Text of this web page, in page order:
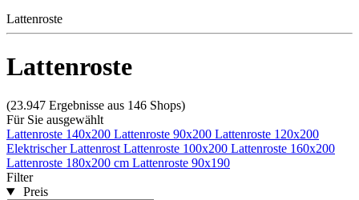
Lattenroste
Lattenroste
(23.947 Ergebnisse aus 146 Shops)
Für Sie ausgewählt
Lattenroste 140x200 Lattenroste 90x200 Lattenroste 120x200
Elektrischer Lattenrost Lattenroste 100x200 Lattenroste 160x200
Lattenroste 180x200 cm Lattenroste 90x190
Filter
Preis